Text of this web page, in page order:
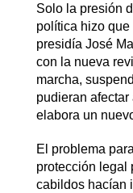
Solo la presión
política hizo
presidía José
con la nueva
marcha,
pudieran
elabora un
El problema
protección legal
cabildos hacían